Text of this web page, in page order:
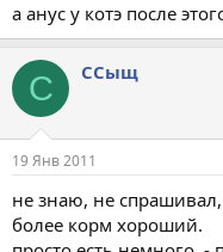
a анус у котэ после
С ССыщ
19 Янв 2011
не знаю, не
более корм хороший.